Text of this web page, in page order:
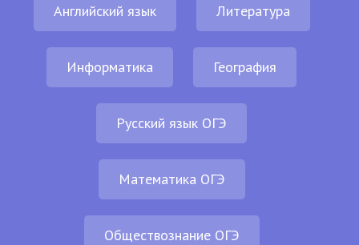
Английский язык Литература
Информатика География
Русский язык ОГЭ
Математика ОГЭ
Обществознание ОГЭ